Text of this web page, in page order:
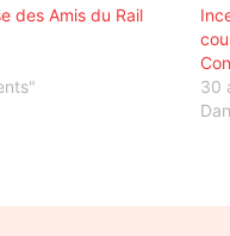
des Amis du Rail
30